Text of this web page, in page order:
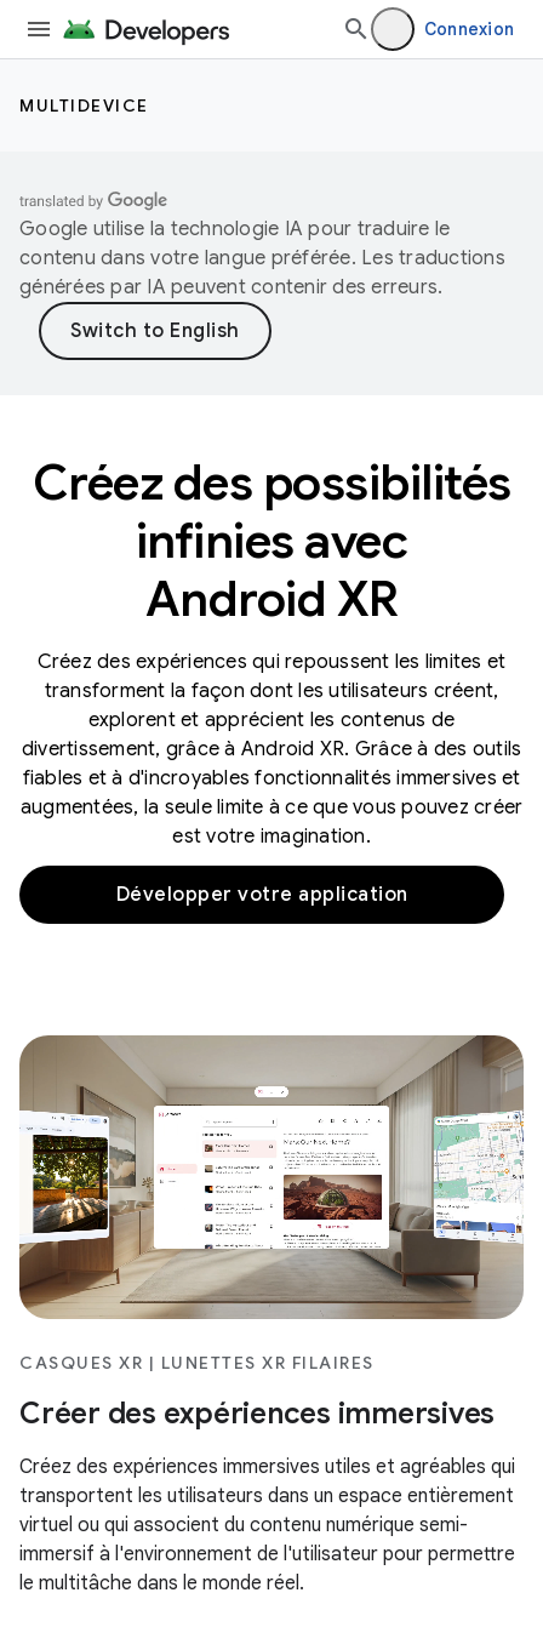
Connexion
MULTIDEVICE
Google utilise la technologie IA pour traduire le
contenu dans votre langue préférée. Les traductions
générées par IA peuvent contenir des erreurs.
Créez des possibilités
infinies avec
Android XR
Créez des expériences qui repoussent les limites et
transforment la façon dont les utilisateurs créent,
explorent et apprécient les contenus de
divertissement, grâce à Android XR. Grâce à des outils
fiables et à d'incroyables fonctionnalités immersives et
augmentées, la seule limite à ce que vous pouvez créer
est votre imagination.
Développer votre application
CASQUES XR | LUNETTES XR FILAIRES
Créer des expériences immersives
Créez des expériences immersives utiles et agréables qui
transportent les utilisateurs dans un espace entièrement
virtuel ou qui associent du contenu numérique semi-
immersif à l'environnement de l'utilisateur pour permettre
le multitâche dans le monde réel.